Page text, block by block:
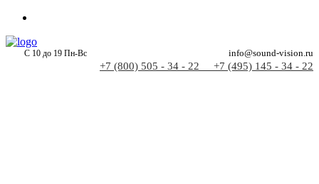
С 10 до 19 Пн-Вс info@sound-vision.ru
+7 (800) 505 - 34 - 22 +7 (495) 145 - 34 - 22